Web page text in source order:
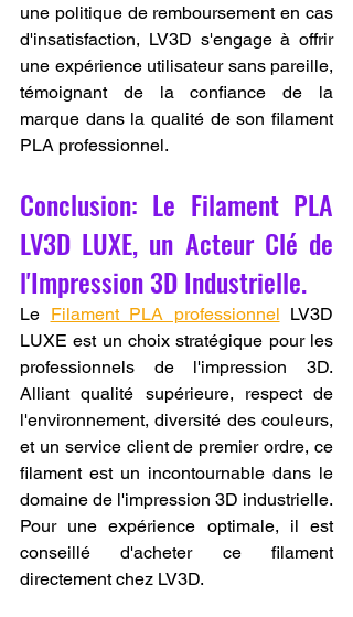
une politique de remboursement en cas
d'insatisfaction, LV3D s'engage à offrir
une expérience utilisateur sans pareille,
témoignant de la confiance de la
marque dans la qualité de son filament
PLA professionnel.
Conclusion: Le Filament PLA
LV3D LUXE, un Acteur Clé de
l'Impression 3D Industrielle.
Le Filament PLA professionnel LV3D
LUXE est un choix stratégique pour les
professionnels de l'impression 3D.
Alliant qualité supérieure, respect de
l'environnement, diversité des couleurs,
et un service client de premier ordre, ce
filament est un incontournable dans le
domaine de l'impression 3D industrielle.
Pour une expérience optimale, il est
conseillé d'acheter ce filament
directement chez LV3D.